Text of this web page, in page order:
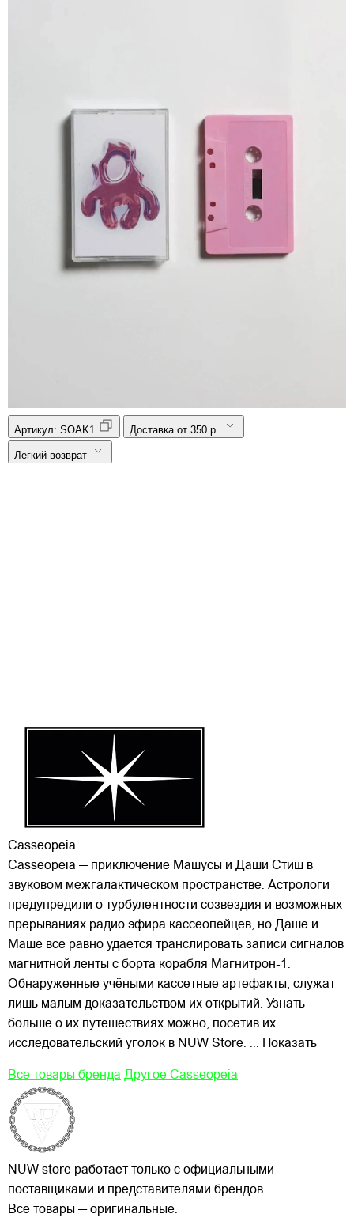
Артикул: SOAK1 Доставка от 350 р.
Легкий возврат
Casseopeia
Casseopeia — приключение Машусы и Даши Стиш в
звуковом межгалактическом пространстве. Астрологи
предупредили о турбулентности созвездия и возможных
прерываниях радио эфира кассеопейцев, но Даше и
Маше все равно удается транслировать записи сигналов
магнитной ленты с борта корабля Магнитрон-1.
Обнаруженные учёными кассетные артефакты, служат
лишь малым доказательством их открытий. Узнать
больше о их путешествиях можно, посетив их
исследовательский уголок в NUW Store. ... Показать
Все товары бренда Другое Casseopeia
NUW store работает только с официальными
поставщиками и представителями брендов.
Все товары — оригинальные.